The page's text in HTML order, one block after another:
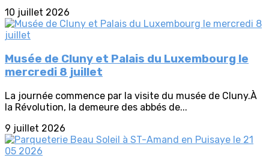
10 juillet 2026
Musée de Cluny et Palais du Luxembourg le
mercredi 8 juillet
La journée commence par la visite du musée de Cluny.À
la Révolution, la demeure des abbés de...
9 juillet 2026